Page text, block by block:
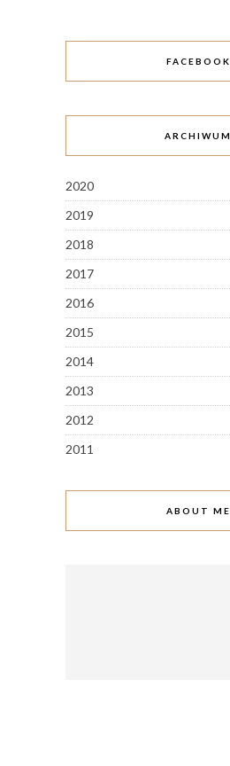
FACEBOOK
ARCHIWUM
2020
2019
2018
2017
2016
2015
2014
2013
2012
2011
ABOUT ME